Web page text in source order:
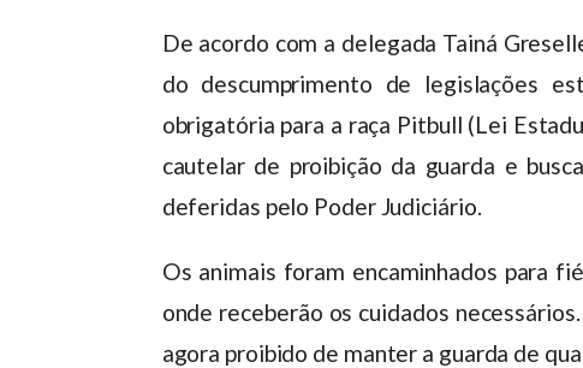
De acordo com a delegada Tainá
do descumprimento de legislações
obrigatória para a raça Pitbull (Lei
cautelar de proibição da guarda e
deferidas pelo Poder Judiciário.
Os animais foram encaminhados para
onde receberão os cuidados
agora proibido de manter a guarda de